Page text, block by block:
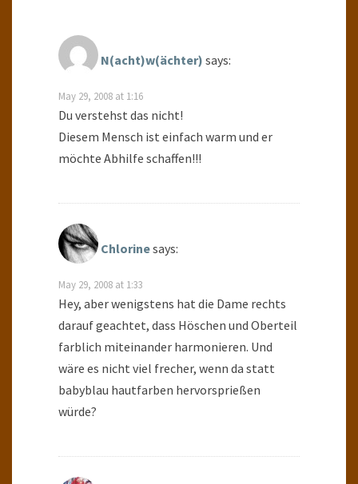
N(acht)w(ächter) says:
May 29, 2008 at 1:16
Du verstehst das nicht!
Diesem Mensch ist einfach warm und er
möchte Abhilfe schaffen!!!
Chlorinesays:
May 29, 2008 at 1:33
Hey, aber wenigstens hat die Dame rechts
darauf geachtet, dass Höschen und Oberteil
farblich miteinander harmonieren. Und
wäre es nicht viel frecher, wenn da statt
babyblau hautfarben hervorsprießen
würde?